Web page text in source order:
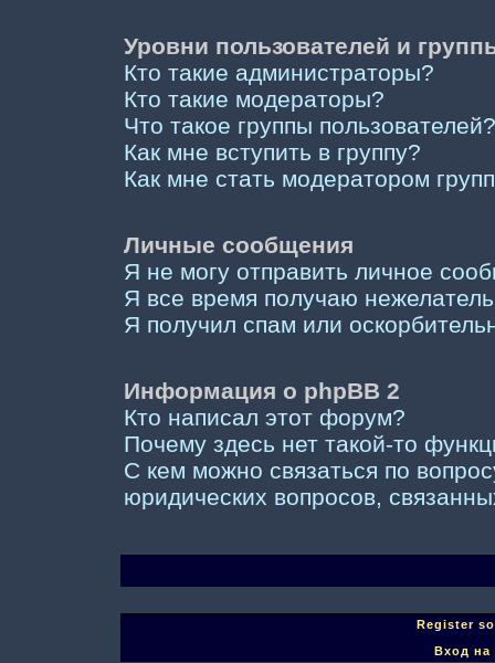
Уровни пользователей и
Кто такие администраторы?
Кто такие модераторы?
Что такое группы пользователей?
Как мне вступить в группу?
Как мне стать модератором
Личные сообщения
Я не могу отправить личное
Я все время получаю
Я получил спам или
Информация о phpBB 2
Кто написал этот форум?
Почему здесь нет такой-то
С кем можно связаться по
юридических вопросов,
Register
Вход на